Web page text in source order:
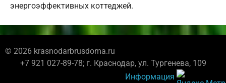
энергоэффективных коттеджей.
© 2026 krasnodarbrusdoma.ru
+7 921 027-89-78; г. Краснодар, ул. Тургенева, 109
Информация